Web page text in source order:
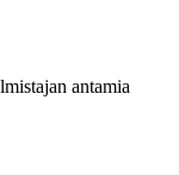
antamia